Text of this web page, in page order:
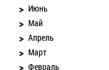
Июнь
Май
Апрель
Март
Февраль